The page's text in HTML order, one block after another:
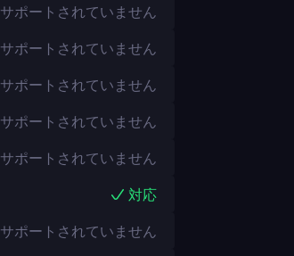
サポートされていません
サポートされていません
サポートされていません
サポートされていません
サポートされていません
対応
サポートされていません